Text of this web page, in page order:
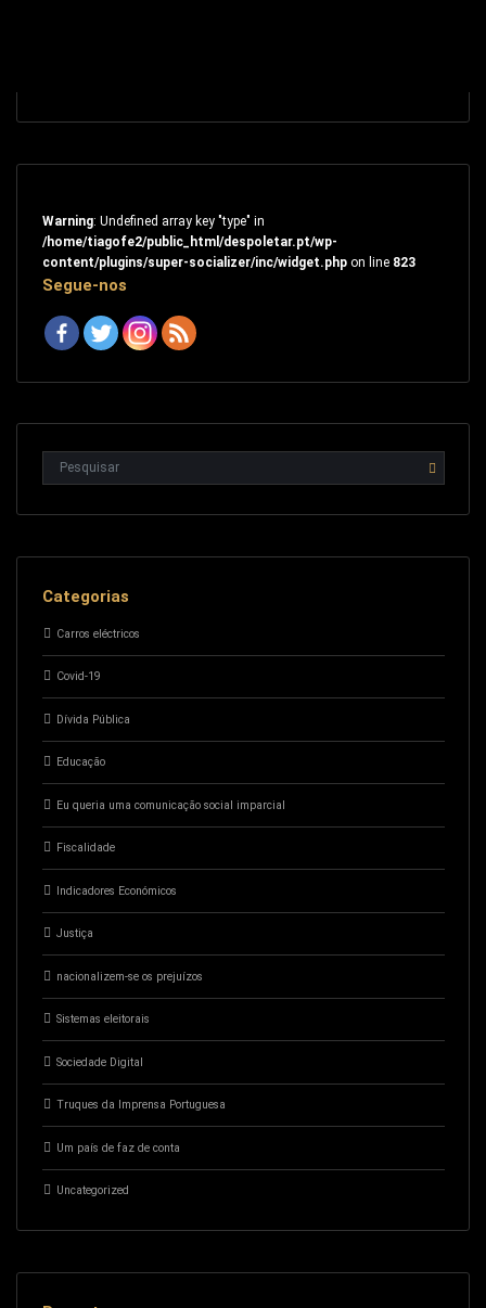
Warning: Undefined array key "type" in
/home/tiagofe2/public_html/despoletar.pt/wp-
content/plugins/super-socializer/inc/widget.phpon line 823
Segue-nos
Categorias
Carros eléctricos
Covid-19
Dívida Pública
Educação
Eu queria uma comunicação social imparcial
Fiscalidade
Indicadores Económicos
Justiça
nacionalizem-se os prejuízos
Sistemas eleitorais
Sociedade Digital
Truques da Imprensa Portuguesa
Um país de faz de conta
Uncategorized